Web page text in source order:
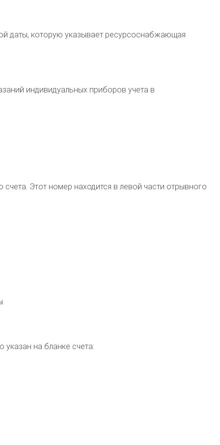
даты, которую указывает ресурсоснабжающая
индивидуальных приборов учета в
Этот номер находится в левой части отрывного
на бланке счета: